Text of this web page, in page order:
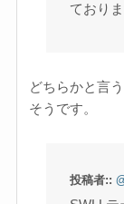
ておりま
どちらかと言
そうです。
投稿者::